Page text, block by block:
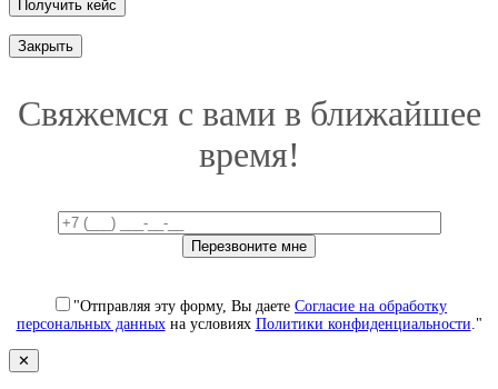
Закрыть
Свяжемся с вами в ближайшее
время!
"Отправляя эту форму, Вы даете Согласие на обработку
персональных данныхна условиях Политики конфиденциальности."
✕